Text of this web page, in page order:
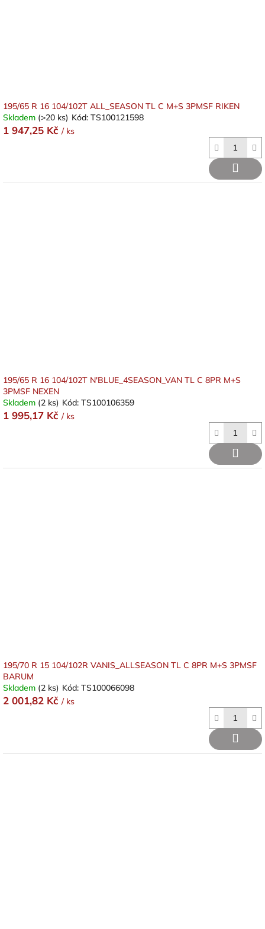
195/65 R 16 104/102T ALL_SEASON TL C M+S 3PMSF RIKEN
Skladem (>20 ks) Kód: TS100121598
1 947,25 Kč / ks
195/65 R 16 104/102T N'BLUE_4SEASON_VAN TL C 8PR M+S
3PMSF NEXEN
Skladem (2 ks) Kód: TS100106359
1 995,17 Kč / ks
195/70 R 15 104/102R VANIS_ALLSEASON TL C 8PR M+S 3PMSF
BARUM
Skladem (2 ks) Kód: TS100066098
2 001,82 Kč / ks